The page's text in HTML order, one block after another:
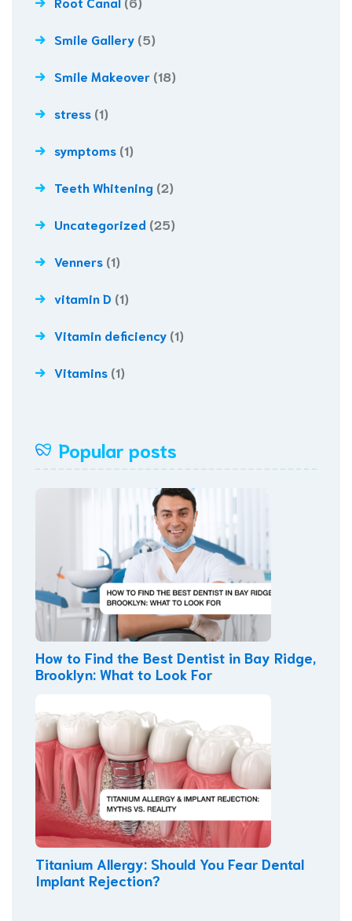
Smile Gallery (5)
Smile Makeover (18)
stress (1)
symptoms (1)
Teeth Whitening (2)
Uncategorized (25)
Venners (1)
vitamin D (1)
Vitamin deficiency (1)
Vitamins (1)
Popular posts
How to Find the Best Dentist in Bay Ridge,
Brooklyn: What to Look For
Titanium Allergy: Should You Fear Dental
Implant Rejection?